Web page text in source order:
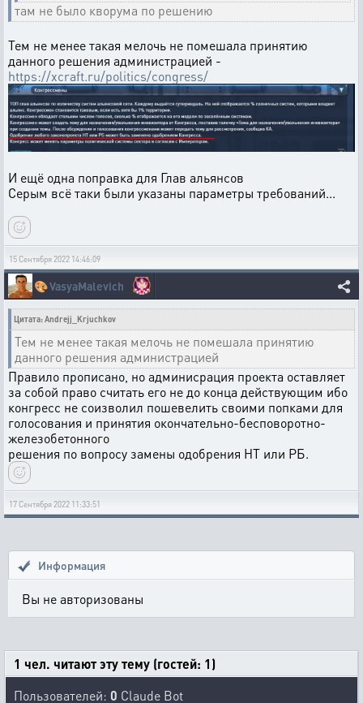
там не было кворума по решению
Тем не менее такая мелочь не помешала принятию
данного решения администрацией -
https://xcraft.ru/politics/congress/
И ещё одна поправка для Глав альянсов
Серым всё таки были указаны параметры требований...
15 Сентября 2022 14:46:09
🎨VasyaMalevich
Цитата: Andrejj_Krjuchkov
Тем не менее такая мелочь не помешала принятию
данного решения администрацией
Правило прописано, но админисрация проекта оставляет
за собой право считать его не до конца действующим ибо
конгресс не соизволил пошевелить своими попками для
голосования и принятия окончательно-бесповоротно-
железобетонного
решения по вопросу замены одобрения НТ или РБ.
17 Сентября 2022 11:33:51
Информация
Вы не авторизованы
1 чел. читают эту тему (гостей: 1)
Пользователей: 0 Claude Bot